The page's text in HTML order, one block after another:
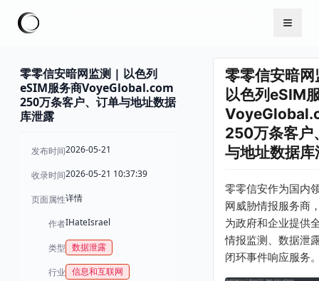
零零信安暗网监测 | 以色列
eSIM服务商VoyeGlobal.com
250万条客户、订单与地址数据
库泄露
发布时间2026-05-21
收录时间2026-05-21 10:37:39
页面属性详情
作者IHateIsrael
类型 数据泄露
行业 信息和互联网
零零信安暗
以色列eSIM
250万条客户
与地址数据库
零零信安作为国内
网威胁情报服务商
为政府和企业提供
情报监测、数据泄
闭环事件响应服务